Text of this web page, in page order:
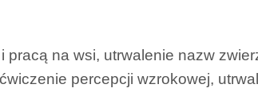
pracą na wsi, utrwalenie nazw
percepcji wzrokowej,